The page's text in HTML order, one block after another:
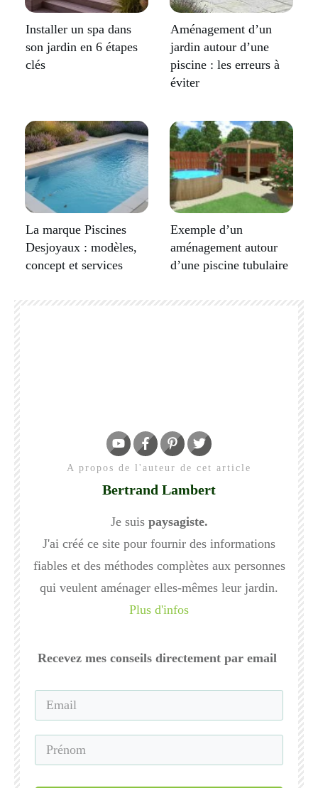
Installer un spa dans
son jardin en 6 étapes
clés
Aménagement d’un
jardin autour d’une
piscine : les erreurs à
éviter
La marque Piscines
Desjoyaux : modèles,
concept et services
Exemple d’un
aménagement autour
d’une piscine tubulaire
A propos de l'auteur de cet article
Bertrand Lambert
Je suis paysagiste.
J'ai créé ce site pour fournir des informations
fiables et des méthodes complètes aux personnes
qui veulent aménager elles-mêmes leur jardin.
Plus d'infos
Recevez mes conseils directement par email